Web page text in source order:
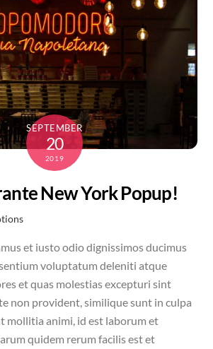
SEPTEMBER
20
2019
New York Popup!
et iusto odio dignissimos ducimus
voluptatum deleniti atque
et quas molestias excepturi sint
non provident, similique sunt in culpa
mollitia animi, id est laborum et
quidem rerum facilis est et